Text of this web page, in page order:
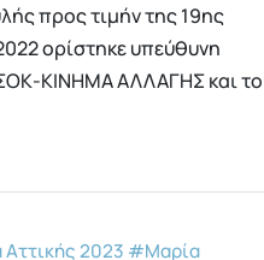
προς τιμήν της 19ης
ορίστηκε υπεύθυνη
ΚΙΝΗΜΑ ΑΛΛΑΓΗΣ και το
2023 #Μαρία